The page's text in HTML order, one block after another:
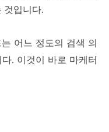
것입니다.
어느 정도의 검색 의
. 이것이 바로 마케터